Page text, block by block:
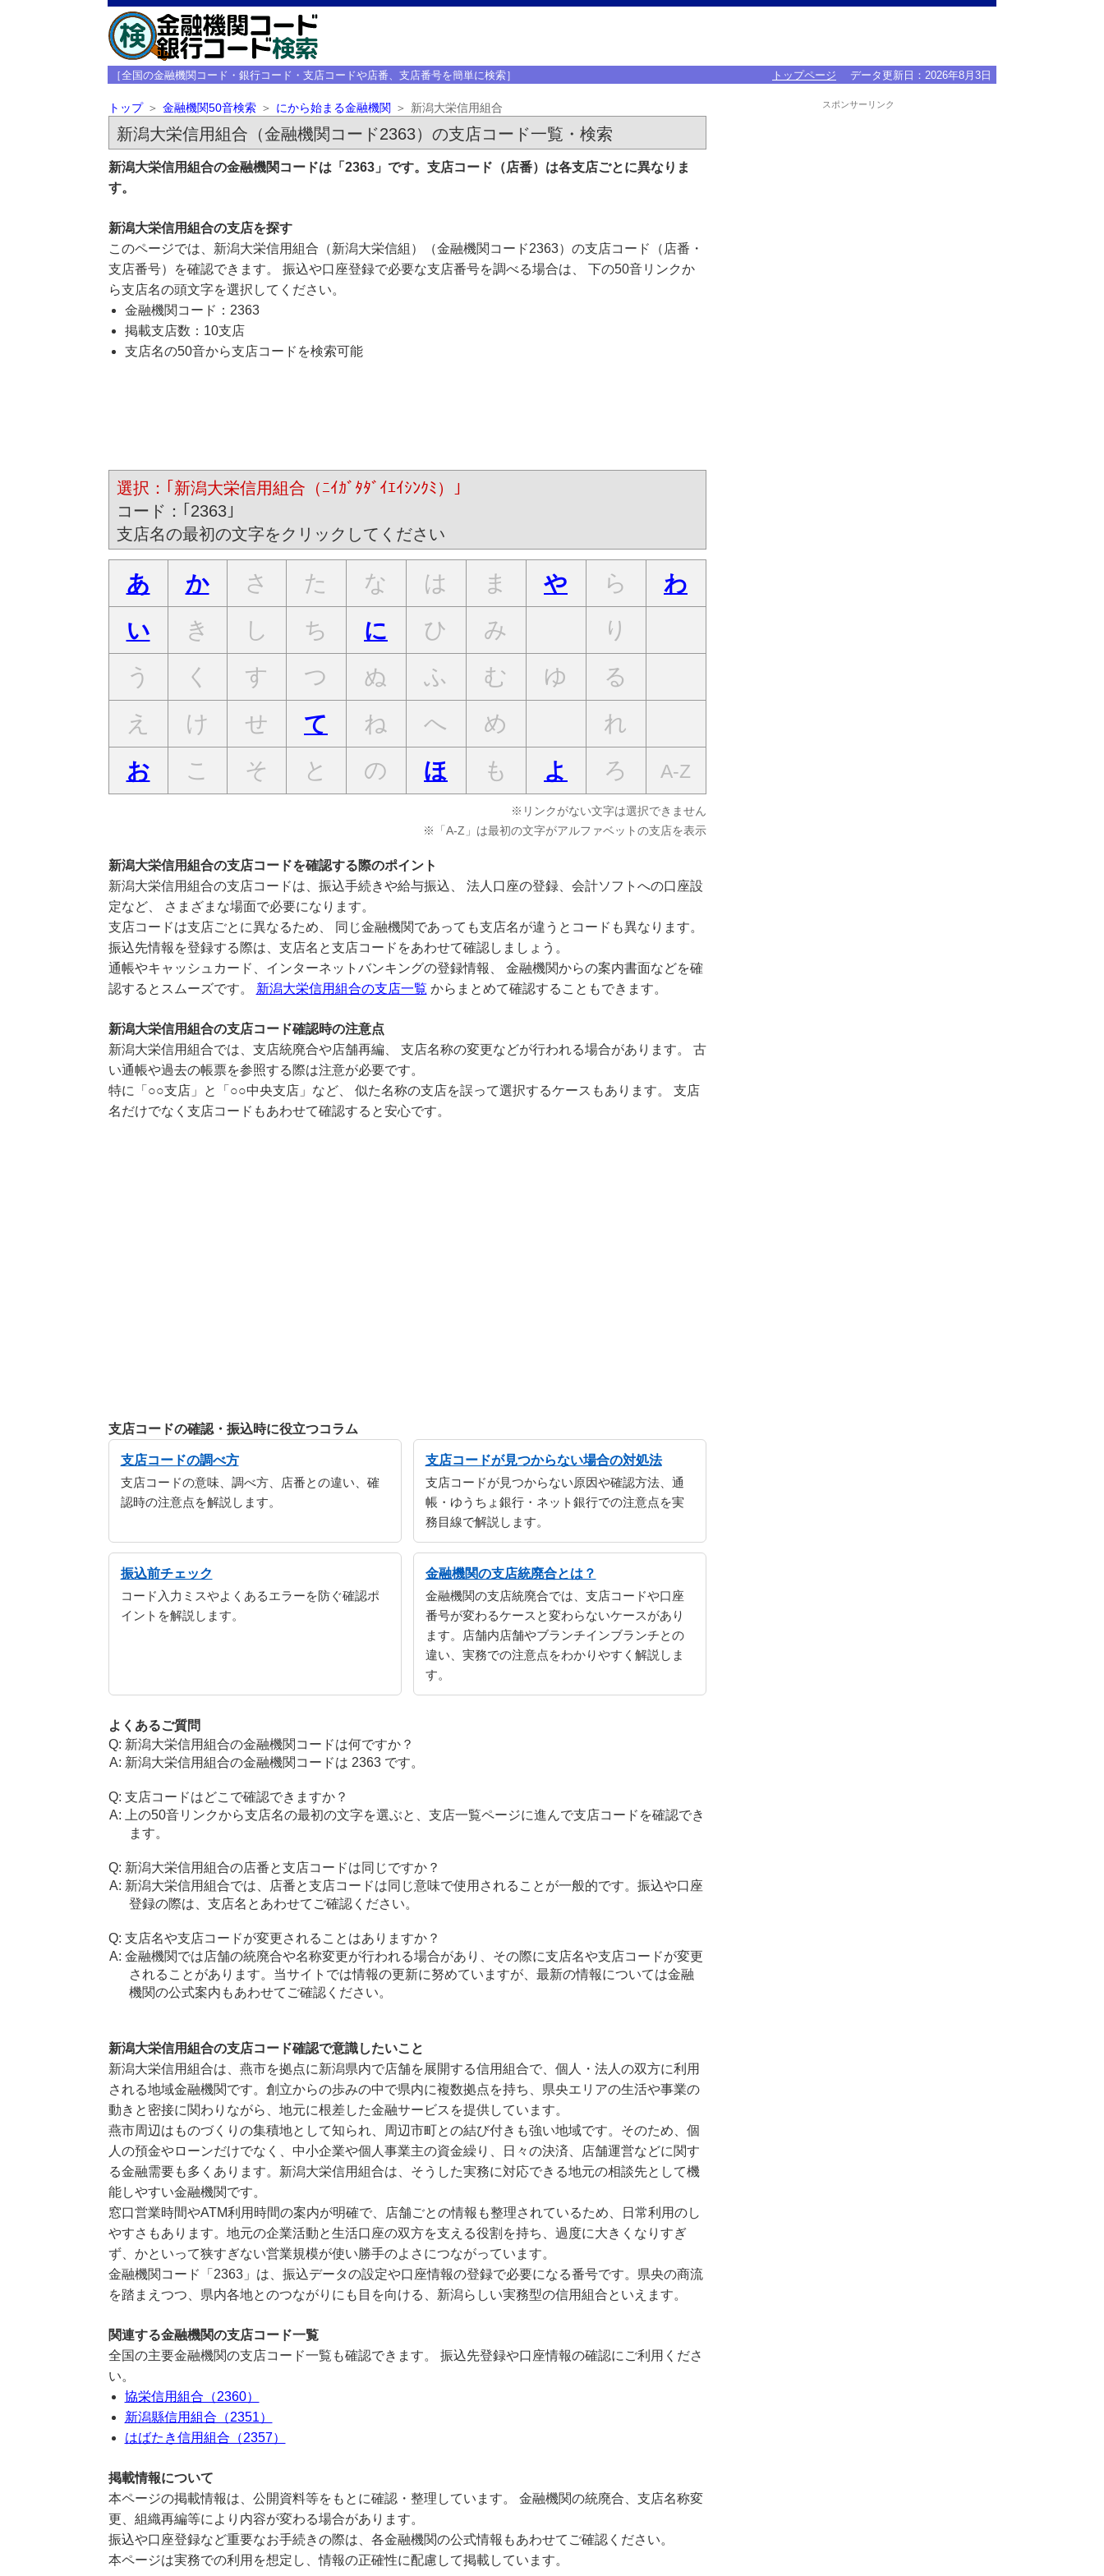
［全国の金融機関コード・銀行コード・支店コードや店番、支店番号を簡単に検索］ トップページ データ更新日： 2026年8月3日
トップ 金融機関50音検索 にから始まる金融機関 新潟大栄信用組合
新潟大栄信用組合（金融機関コード2363）の支店コード一覧・検索
新潟大栄信用組合の金融機関コードは「2363」です。支店コード（店番）は各支店ごとに異なりま
す。
新潟大栄信用組合の支店を探す
このページでは、新潟大栄信用組合（新潟大栄信組）（金融機関コード2363）の支店コード（店番・
支店番号）を確認できます。 振込や口座登録で必要な支店番号を調べる場合は、 下の50音リンクか
ら支店名の頭文字を選択してください。
金融機関コード：2363
掲載支店数：10支店
支店名の50音から支店コードを検索可能
選択：｢新潟大栄信用組合（ﾆｲｶﾞﾀﾀﾞｲｴｲｼﾝｸﾐ）｣
コード：｢2363｣
支店名の最初の文字をクリックしてください
あ か さ た な は ま や ら
わ
い
き し ち に ひ み
り
う
く す つ ぬ ふ む ゆ
る
え
け せ て ね へ め
れ
お
こ そ と の ほ も よ ろ A-Z
※リンクがない文字は選択できません
※「A-Z」は最初の文字がアルファベットの支店を表示
新潟大栄信用組合の支店コードを確認する際のポイント
新潟大栄信用組合の支店コードは、振込手続きや給与振込、 法人口座の登録、会計ソフトへの口座設
定など、 さまざまな場面で必要になります。
支店コードは支店ごとに異なるため、 同じ金融機関であっても支店名が違うとコードも異なります。
振込先情報を登録する際は、支店名と支店コードをあわせて確認しましょう。
通帳やキャッシュカード、インターネットバンキングの登録情報、 金融機関からの案内書面などを確
認するとスムーズです。 新潟大栄信用組合の支店一覧 からまとめて確認することもできます。
新潟大栄信用組合の支店コード確認時の注意点
新潟大栄信用組合では、支店統廃合や店舗再編、 支店名称の変更などが行われる場合があります。 古
い通帳や過去の帳票を参照する際は注意が必要です。
特に「○○支店」と「○○中央支店」など、 似た名称の支店を誤って選択するケースもあります。 支店
名だけでなく支店コードもあわせて確認すると安心です。
支店コードの確認・振込時に役立つコラム
支店コードの調べ方
支店コードの意味、調べ方、店番との違い、確
認時の注意点を解説します。
支店コードが見つからない場合の対処法
支店コードが見つからない原因や確認方法、通
帳・ゆうちょ銀行・ネット銀行での注意点を実
務目線で解説します。
振込前チェック
コード入力ミスやよくあるエラーを防ぐ確認ポ
イントを解説します。
金融機関の支店統廃合とは？
金融機関の支店統廃合では、支店コードや口座
番号が変わるケースと変わらないケースがあり
ます。店舗内店舗やブランチインブランチとの
違い、実務での注意点をわかりやすく解説しま
す。
よくあるご質問
新潟大栄信用組合の金融機関コードは何ですか？
新潟大栄信用組合の金融機関コードは 2363 です。
支店コードはどこで確認できますか？
上の50音リンクから支店名の最初の文字を選ぶと、支店一覧ページに進んで支店コードを確認でき
ます。
新潟大栄信用組合の店番と支店コードは同じですか？
新潟大栄信用組合では、店番と支店コードは同じ意味で使用されることが一般的です。振込や口座
登録の際は、支店名とあわせてご確認ください。
支店名や支店コードが変更されることはありますか？
金融機関では店舗の統廃合や名称変更が行われる場合があり、その際に支店名や支店コードが変更
されることがあります。当サイトでは情報の更新に努めていますが、最新の情報については金融
機関の公式案内もあわせてご確認ください。
新潟大栄信用組合の支店コード確認で意識したいこと
新潟大栄信用組合は、燕市を拠点に新潟県内で店舗を展開する信用組合で、個人・法人の双方に利用
される地域金融機関です。創立からの歩みの中で県内に複数拠点を持ち、県央エリアの生活や事業の
動きと密接に関わりながら、地元に根差した金融サービスを提供しています。
燕市周辺はものづくりの集積地として知られ、周辺市町との結び付きも強い地域です。そのため、個
人の預金やローンだけでなく、中小企業や個人事業主の資金繰り、日々の決済、店舗運営などに関す
る金融需要も多くあります。新潟大栄信用組合は、そうした実務に対応できる地元の相談先として機
能しやすい金融機関です。
窓口営業時間やATM利用時間の案内が明確で、店舗ごとの情報も整理されているため、日常利用のし
やすさもあります。地元の企業活動と生活口座の双方を支える役割を持ち、過度に大きくなりすぎ
ず、かといって狭すぎない営業規模が使い勝手のよさにつながっています。
金融機関コード「2363」は、振込データの設定や口座情報の登録で必要になる番号です。県央の商流
を踏まえつつ、県内各地とのつながりにも目を向ける、新潟らしい実務型の信用組合といえます。
関連する金融機関の支店コード一覧
全国の主要金融機関の支店コード一覧も確認できます。 振込先登録や口座情報の確認にご利用くださ
い。
協栄信用組合（2360）
新潟縣信用組合（2351）
はばたき信用組合（2357）
掲載情報について
本ページの掲載情報は、公開資料等をもとに確認・整理しています。 金融機関の統廃合、支店名称変
更、組織再編等により内容が変わる場合があります。
振込や口座登録など重要なお手続きの際は、各金融機関の公式情報もあわせてご確認ください。
本ページは実務での利用を想定し、情報の正確性に配慮して掲載しています。
スポンサーリンク